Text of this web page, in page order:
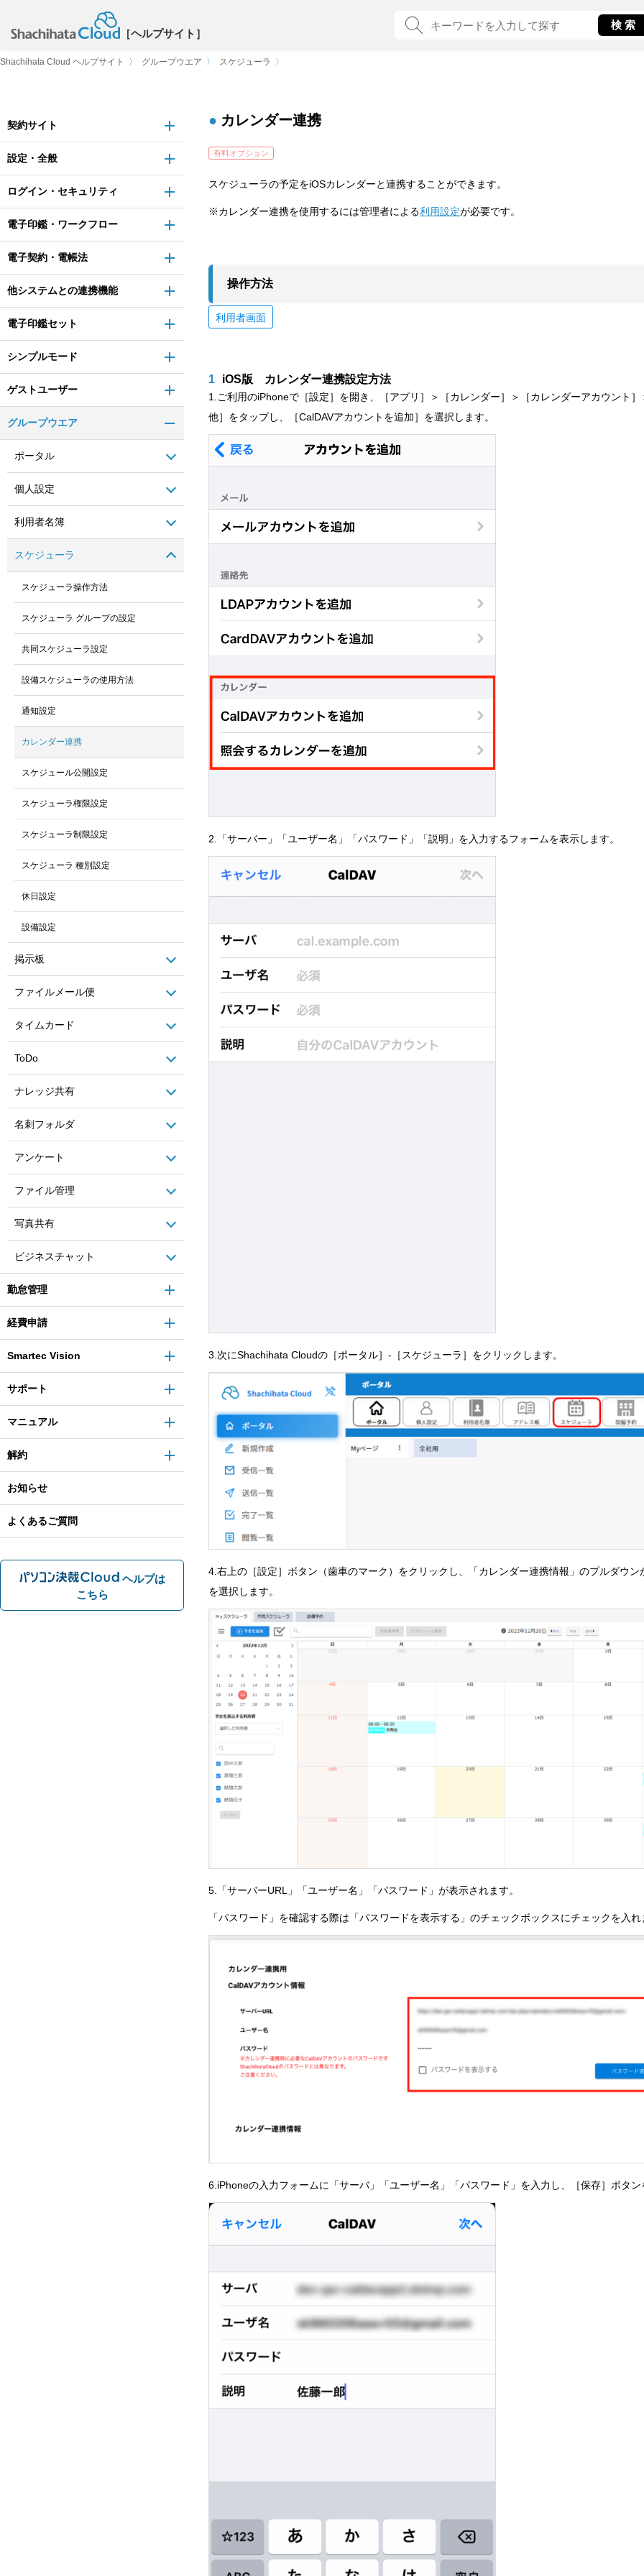
［ヘルプサイト］
Shachihata Cloud ヘルプサイト 〉 グループウエア 〉 スケジューラ 〉
契約サイト
設定・全般
ログイン・セキュリティ
電子印鑑・ワークフロー
電子契約・電帳法
他システムとの連携機能
電子印鑑セット
シンプルモード
ゲストユーザー
グループウエア
ポータル
個人設定
利用者名簿
スケジューラ
スケジューラ操作方法
スケジューラ グループの設定
共同スケジューラ設定
設備スケジューラの使用方法
通知設定
カレンダー連携
スケジュール公開設定
スケジューラ権限設定
スケジューラ制限設定
スケジューラ 種別設定
休日設定
設備設定
掲示板
ファイルメール便
タイムカード
ToDo
ナレッジ共有
名刺フォルダ
アンケート
ファイル管理
写真共有
ビジネスチャット
勤怠管理
経費申請
Smartec Vision
サポート
マニュアル
解約
お知らせ
よくあるご質問
ヘルプは
こちら
カレンダー連携
有料オプション
スケジューラの予定をiOSカレンダーと連携することができます。
※カレンダー連携を使用するには管理者による利用設定が必要です。
操作方法
利用者画面
1 iOS版 カレンダー連携設定方法
1.ご利用のiPhoneで［設定］を開き、［アプリ］＞［カレンダー］＞［カレンダーアカウント
他］をタップし、［CalDAVアカウントを追加］を選択します。
2.「サーバー」「ユーザー名」「パスワード」「説明」を入力するフォームを表示します。
3.次にShachihata Cloudの［ポータル］-［スケジューラ］をクリックします。
4.右上の［設定］ボタン（歯車のマーク）をクリックし、「カレンダー連携情報」のプルダウ
を選択します。
5.「サーバーURL」「ユーザー名」「パスワード」が表示されます。
「パスワード」を確認する際は「パスワードを表示する」のチェックボックスにチェックを入れ
6.iPhoneの入力フォームに「サーバ」「ユーザー名」「パスワード」を入力し、［保存］ボタ